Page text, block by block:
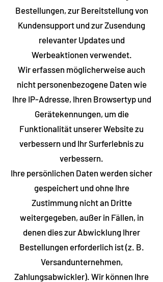
Bestellungen, zur Bereitstellung von
Kundensupport und zur Zusendung
relevanter Updates und
Werbeaktionen verwendet.
Wir erfassen möglicherweise auch
nicht personenbezogene Daten wie
Ihre IP-Adresse, Ihren Browsertyp und
Gerätekennungen, um die
Funktionalität unserer Website zu
verbessern und Ihr Surferlebnis zu
verbessern.
Ihre persönlichen Daten werden sicher
gespeichert und ohne Ihre
Zustimmung nicht an Dritte
weitergegeben, außer in Fällen, in
denen dies zur Abwicklung Ihrer
Bestellungen erforderlich ist (z. B.
Versandunternehmen,
Zahlungsabwickler). Wir können Ihre